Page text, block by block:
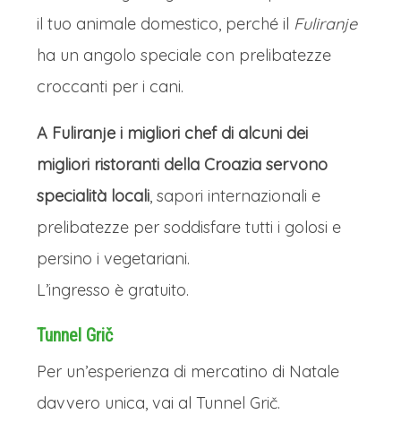
il tuo animale domestico, perché il Fuliranje
ha un angolo speciale con prelibatezze
croccanti per i cani.
A Fuliranje i migliori chef di alcuni dei
migliori ristoranti della Croazia servono
specialità locali, sapori internazionali e
prelibatezze per soddisfare tutti i golosi e
persino i vegetariani.
L’ingresso è gratuito.
Tunnel Grič
Per un’esperienza di mercatino di Natale
davvero unica, vai al Tunnel Grič.